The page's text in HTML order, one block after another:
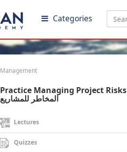
Categories
Management
Practice Managing Project Risks تطبيق إدارة
المخاطر للمشاريع
Lectures
Quizzes